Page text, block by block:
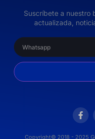
Suscríbete a nuestro
actualizada,
Copyright© 2018 - 2025